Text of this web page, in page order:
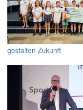
gestalten Zukunft